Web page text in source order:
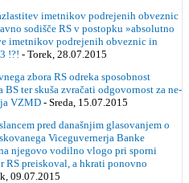
imetnikov podrejenih obveznic
sodišče RS v postopku »absolutno
imetnikov podrejenih obveznic in
!?! - Torek, 28.07.2015
zbora RS odreka sposobnost
ter skuša zvračati odgovornost za ne-
VZMD - Sreda, 15.07.2015
pred današnjim glasovanjem o
Viceguvernerja Banke
njegovo vodilno vlogo pri sporni
preiskoval, a hkrati ponovno
09.07.2015